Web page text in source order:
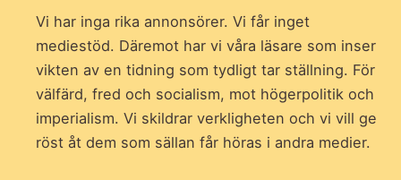
Vi har inga rika annonsörer. Vi får inget
mediestöd. Däremot har vi våra läsare som inser
vikten av en tidning som tydligt tar ställning. För
välfärd, fred och socialism, mot högerpolitik och
imperialism. Vi skildrar verkligheten och vi vill ge
röst åt dem som sällan får höras i andra medier.